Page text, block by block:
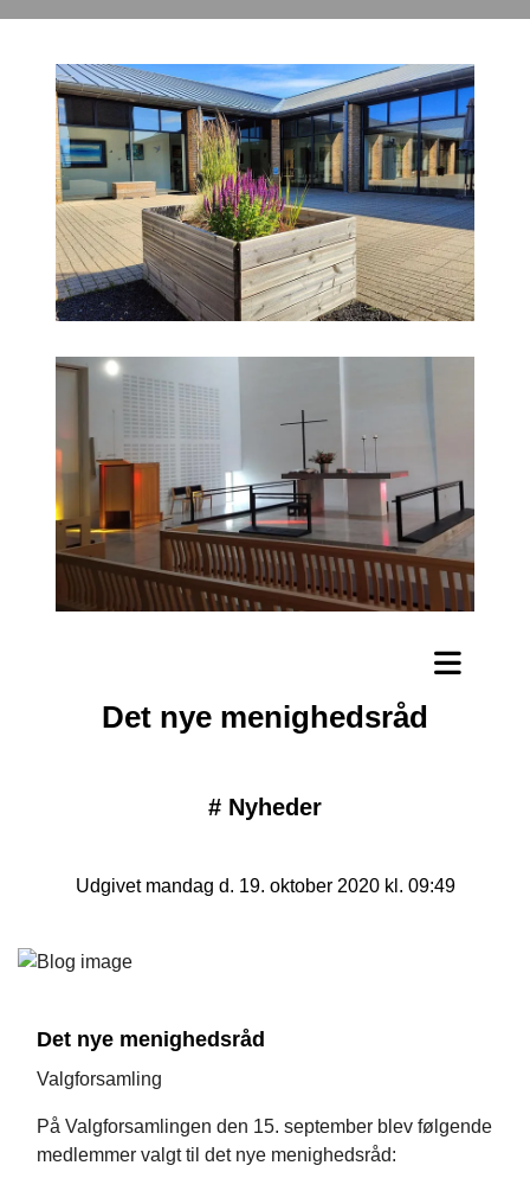
Det nye menighedsråd
# Nyheder
Udgivet mandag d. 19. oktober 2020 kl. 09:49
Det nye menighedsråd
Valgforsamling
På Valgforsamlingen den 15. september blev følgende
medlemmer valgt til det nye menighedsråd: